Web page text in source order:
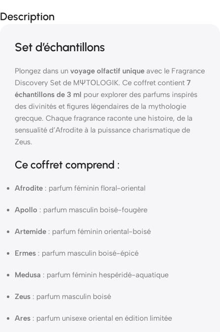
Description
Set d’échantillons
Plongez dans un voyage olfactif unique avec le Fragrance
Discovery Set de MΨTΟLOGIK. Ce coffret contient 7
échantillons de 3 ml pour explorer des parfums inspirés
des divinités et figures légendaires de la mythologie
grecque. Chaque fragrance raconte une histoire, de la
sensualité d’Afrodite à la puissance charismatique de
Zeus.
Ce coffret comprend :
Afrodite : parfum féminin floral-oriental
Apollo : parfum masculin boisé-fougère
Artemide : parfum féminin oriental-boisé
Ermes : parfum masculin boisé-épicé
Medusa : parfum féminin hespéridé-aquatique
Zeus : parfum masculin boisé
Ares : parfum unisexe oriental en édition limitée